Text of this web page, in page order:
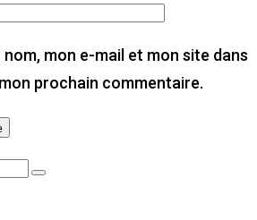
mon e-mail et mon site dans
prochain commentaire.
Search